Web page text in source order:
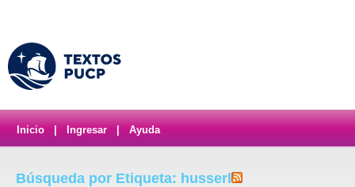
Inicio Ingresar Ayuda
Búsqueda por Etiqueta: husserl